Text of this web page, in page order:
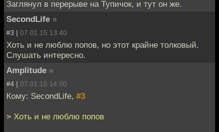
Заглянул в перерыве на Тупичок, и тут он же.
SecondLife »
#3 | 07.01.15 13:40
Хоть и не люблю попов, но этот крайне толковый.
Слушать интересно.
Amplitude »
#4 | 07.01.15 14:00
Кому: SecondLife, #3
> Хоть и не люблю попов